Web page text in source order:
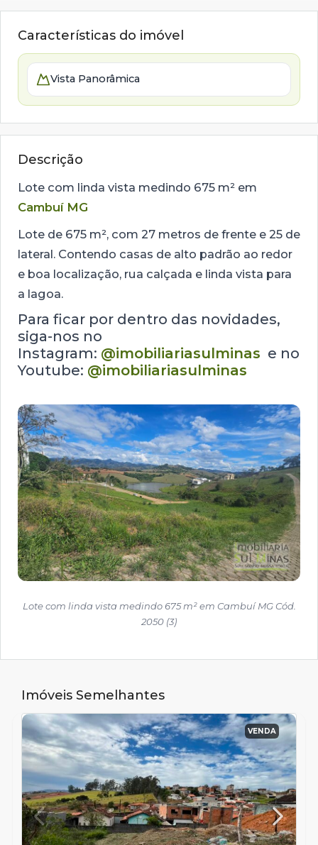
Características do imóvel
Vista Panorâmica
Descrição
Lote com linda vista medindo 675 m² em
Cambuí MG
Lote de 675 m², com 27 metros de frente e 25 de
lateral. Contendo casas de alto padrão ao redor
e boa localização, rua calçada e linda vista para
a lagoa.
Para ficar por dentro das novidades,
siga-nos no
Instagram: @imobiliariasulminas e no
Youtube: @imobiliariasulminas
Lote com linda vista medindo 675 m² em Cambuí MG Cód.
2050 (3)
Imóveis Semelhantes
VENDA